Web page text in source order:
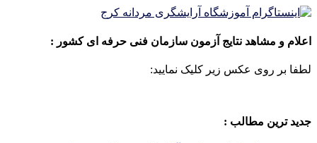
اعلام و مشاهد نتایج آزمون سازمان فنی حرفه ای کشور :
لطفا بر روی عکس زیر کلیک نمایید:
جدید ترین مطالب :